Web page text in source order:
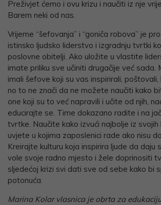
Preživjet ćemo i ovu krizu i naučiti iz nje
Barem neki od nas.
Vrijeme “šefovanja” i “goniča robova” je
istinsko ljudsko liderstvo i izgradnju tvrtki
poslovne obitelji. Ako uložite u vlastite
imate priliku sve učiniti drugačije već sada.
imali šefove koji su vas inspirirali, poštovali,
no to ne znači da ne možete naučiti kako
one koji su to već napravili i učite od njih,
educirajte se. Time dokazano radite i na
tvrtke. Naučite kako izvući najbolje iz svojih
uvjete u kojima zaposlenici rade ako nisu
Kreirajte kulturu koja inspirira ljude da daju
vole svoje radno mjesto i žele doprinositi
sljedećoj krizi svi dati sve od sebe kako bi
potonuća.
Marina Kolar vlasnica je obrta za